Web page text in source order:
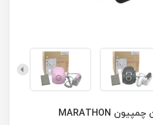
سوهان برقی ناخن ماراتن چمپیون MARATHON